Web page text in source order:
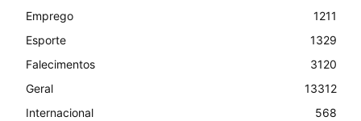
Emprego
1211
Esporte
1329
Falecimentos
3120
Geral
13312
Internacional
568